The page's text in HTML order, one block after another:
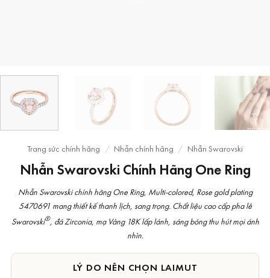
Trang sức chính hãng / Nhẫn chính hãng / Nhẫn Swarovski
Nhẫn Swarovski Chính Hãng One Ring
Nhẫn Swarovski chính hãng One Ring, Multi-colored, Rose gold plating
5470691 mang thiết kế thanh lịch, sang trọng. Chất liệu cao cấp pha lê
Swarovski®, đá Zirconia, mạ Vàng 18K lấp lánh, sáng bóng thu hút mọi ánh
nhìn.
LÝ DO NÊN CHỌN LAIMUT